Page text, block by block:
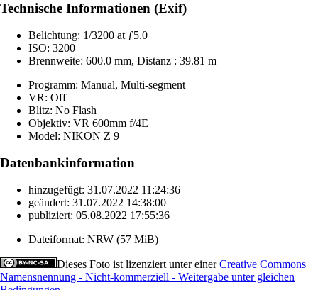
Technische Informationen (Exif)
Belichtung: 1/3200 at ƒ5.0
ISO: 3200
Brennweite: 600.0 mm, Distanz : 39.81 m
Programm: Manual, Multi-segment
VR: Off
Blitz: No Flash
Objektiv: VR 600mm f/4E
Model: NIKON Z 9
Datenbankinformation
hinzugefügt: 31.07.2022 11:24:36
geändert: 31.07.2022 14:38:00
publiziert: 05.08.2022 17:55:36
Dateiformat: NRW (57 MiB)
Dieses Foto ist lizenziert unter einerCreative Commons
Namensnennung - Nicht-kommerziell - Weitergabe unter gleichen